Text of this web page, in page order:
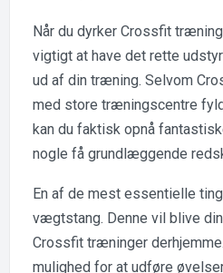
Når du dyrker Crossfit
vigtigt at have det rette
ud af din træning. Selvom
med store træningscentre
kan du faktisk opnå
nogle få grundlæggende
En af de mest essentielle
vægtstang. Denne vil blive
Crossfit træninger
mulighed for at udføre